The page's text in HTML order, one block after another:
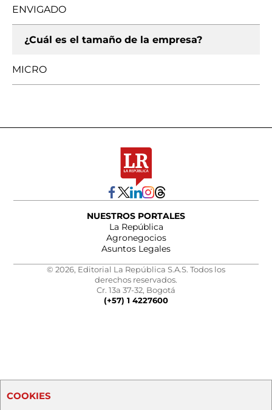
ENVIGADO
¿Cuál es el tamaño de la empresa?
MICRO
NUESTROS PORTALES
La República
Agronegocios
Asuntos Legales
© 2026, Editorial La República S.A.S. Todos los
derechos reservados.
Cr. 13a 37-32, Bogotá
(+57) 1 4227600
COOKIES